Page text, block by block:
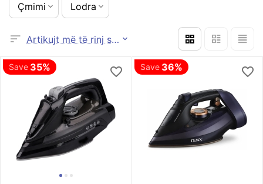
Çmimi Lodra
Artikujt më të rinj së pari
Save 35% Save 36%